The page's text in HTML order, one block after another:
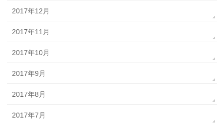
2017年12月
2017年11月
2017年10月
2017年9月
2017年8月
2017年7月